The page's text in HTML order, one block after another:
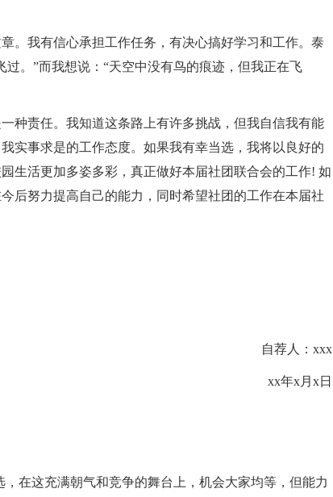
。我有信心承担工作任务，有决心搞好学习和工作。泰
。”而我想说：“天空中没有鸟的痕迹，但我正在飞
种责任。我知道这条路上有许多挑战，但我自信我有能
实事求是的工作态度。如果我有幸当选，我将以良好的
生活更加多姿多彩，真正做好本届社团联合会的工作! 如
后努力提高自己的能力，同时希望社团的工作在本届社
自荐人：xxx
xx年x月x日
在这充满朝气和竞争的舞台上，机会大家均等，但能力